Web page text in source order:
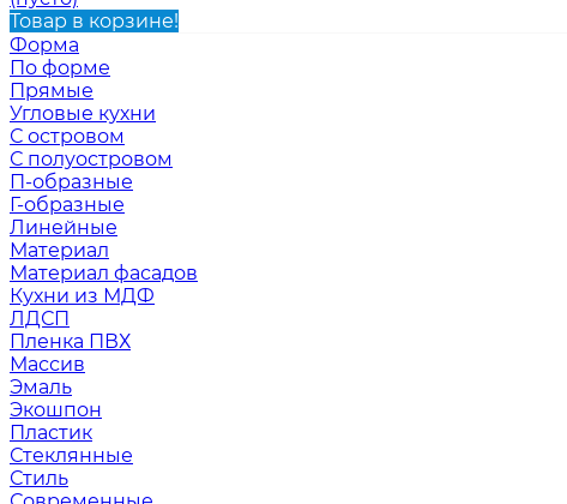
Товар в корзине!
Форма
По форме
Прямые
Угловые кухни
С островом
С полуостровом
П-образные
Г-образные
Линейные
Материал
Материал фасадов
Кухни из МДФ
ЛДСП
Пленка ПВХ
Массив
Эмаль
Экошпон
Пластик
Стеклянные
Стиль